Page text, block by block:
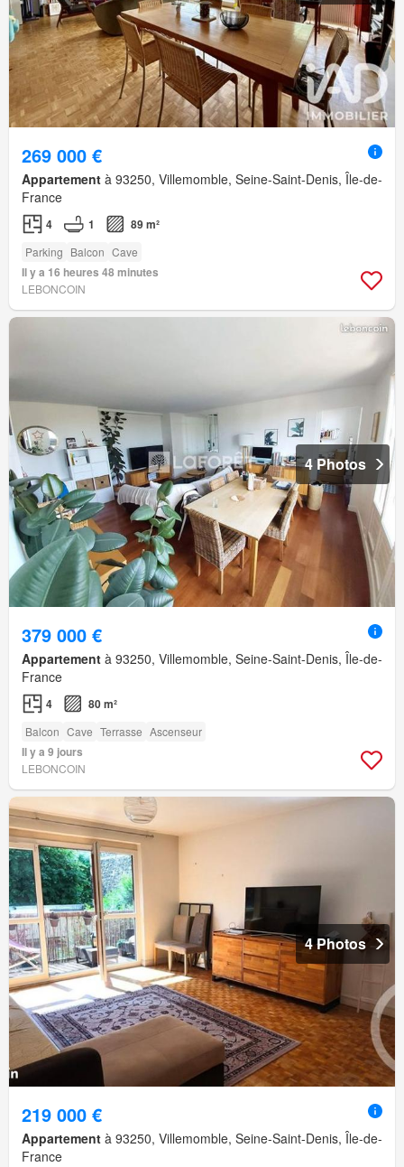
269 000 €
Appartement à 93250, Villemomble, Seine-Saint-Denis, Île-de-
France
4 1 89 m²
Parking Balcon Cave
Il y a 16 heures 48 minutes
LEBONCOIN
4 Photos
379 000 €
Appartement à 93250, Villemomble, Seine-Saint-Denis, Île-de-
France
4 80 m²
Balcon Cave Terrasse Ascenseur
Il y a 9 jours
LEBONCOIN
4 Photos
219 000 €
Appartement à 93250, Villemomble, Seine-Saint-Denis, Île-de-
France